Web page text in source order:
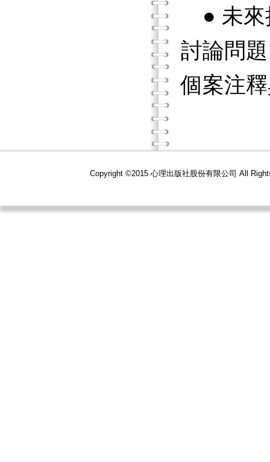
● 未來
討論問題
個案注
Copyright ©2015 心理出版社股份有限公司 All